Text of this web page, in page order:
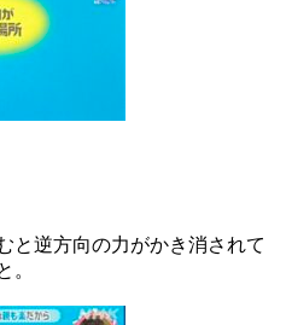
と逆方向の力がかき消されて
。